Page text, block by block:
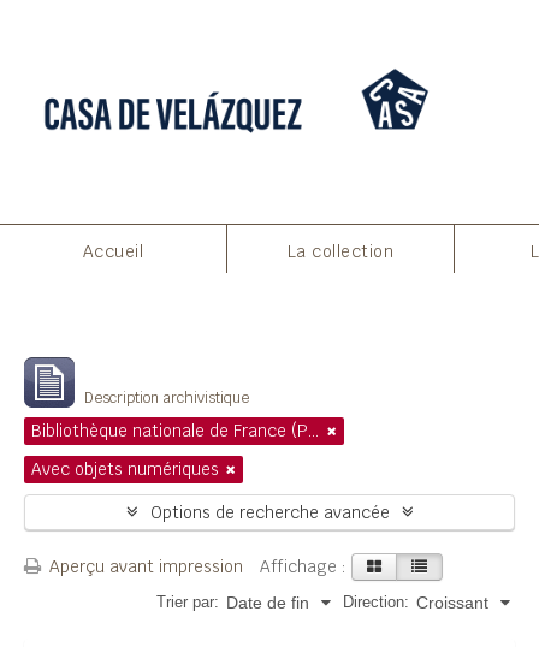
Accueil La collection
Description archivistique
Bibliothèque nationale de France (Paris)
Avec objets numériques
Options de recherche avancée
Aperçu avant impression Affichage :
Trier par: Date de fin Direction: Croissant